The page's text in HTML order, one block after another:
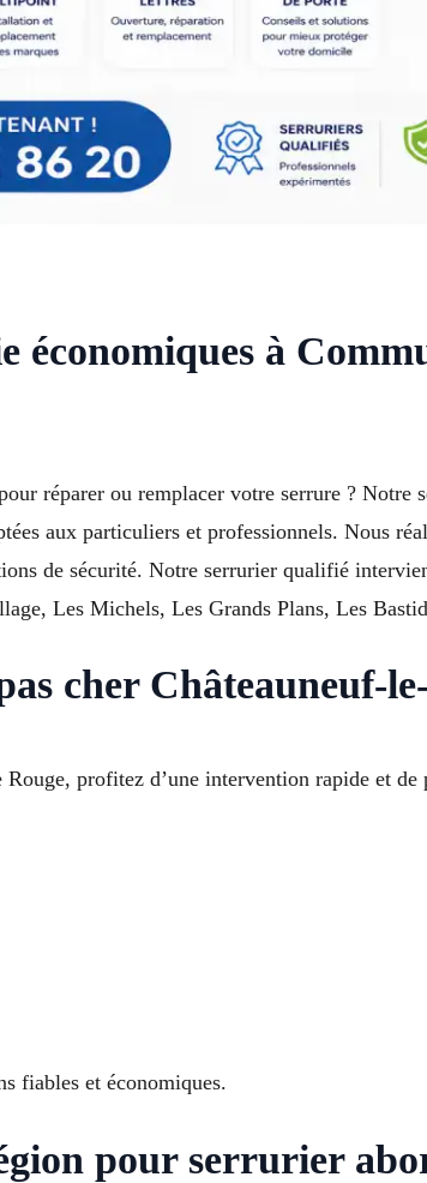
économiques à
réparer ou remplacer votre serrure ? Notre
aux particuliers et professionnels. Nous
de sécurité. Notre serrurier qualifié
Les Michels, Les Grands Plans, Les
cher Châteauneuf-
profitez d’une intervention rapide et de
fiables et économiques.
pour serrurier